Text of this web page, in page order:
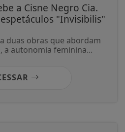
a Cisne Negro Cia.
"Invisibilis"
duas obras que abordam
a autonomia feminina...